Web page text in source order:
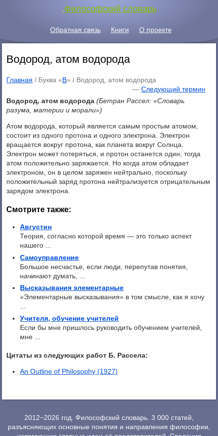
.Философский словарь
Обратная связь Книги О проекте
Водород, атом водорода
Главная / Буква «В» / Водород, атом водорода
— Следующий термин
Водород, атом водорода (Бетран Рассел: «Словарь
разума, материи и морали»)
Атом водорода, который является самым простым атомом,
состоит из одного протона и одного электрона. Электрон
вращается вокруг протона, как планета вокруг Солнца.
Электрон может потеряться, и протон останется один; тогда
атом положительно заряжается. Но когда атом обладает
электроном, он в целом заряжен нейтрально, поскольку
положительный заряд протона нейтрализуется отрицательным
зарядом электрона.
Смотрите также:
Августин
Теория, согласно которой время — это только аспект
нашего ...
Самоуправление
Большое несчастье, если люди, перепутав понятия,
начинают думать, ...
Высказывания элементарные
«Элементарные высказывания» в том смысле, как я хочу
...
Учителя, обучение учителей
Если бы мне пришлось руководить обучением учителей,
мне ...
Цитаты из следующих работ Б. Рассела:
An Outline of Philosophy (1927)
2012−2026 год. Философский словарь. 3 000 статей,
разъясняющих основные понятия и направления философии,